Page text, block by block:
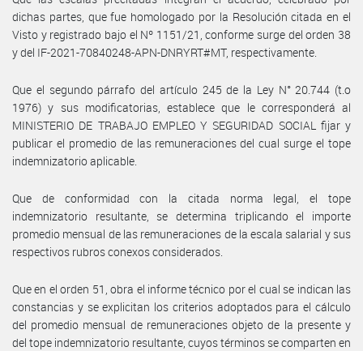
dichas partes, que fue homologado por la Resolución citada en el
Visto y registrado bajo el Nº 1151/21, conforme surge del orden 38
y del IF-2021-70840248-APN-DNRYRT#MT, respectivamente.
Que el segundo párrafo del artículo 245 de la Ley N° 20.744 (t.o
1976) y sus modificatorias, establece que le corresponderá al
MINISTERIO DE TRABAJO EMPLEO Y SEGURIDAD SOCIAL fijar y
publicar el promedio de las remuneraciones del cual surge el tope
indemnizatorio aplicable.
Que de conformidad con la citada norma legal, el tope
indemnizatorio resultante, se determina triplicando el importe
promedio mensual de las remuneraciones de la escala salarial y sus
respectivos rubros conexos considerados.
Que en el orden 51, obra el informe técnico por el cual se indican las
constancias y se explicitan los criterios adoptados para el cálculo
del promedio mensual de remuneraciones objeto de la presente y
del tope indemnizatorio resultante, cuyos términos se comparten en